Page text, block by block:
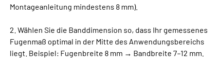
Montageanleitung mindestens 8 mm).
2. Wählen Sie die Banddimension so, dass Ihr gemessenes
Fugenmaß optimal in der Mitte des Anwendungsbereichs
liegt. Beispiel: Fugenbreite 8 mm → Bandbreite 7–12 mm.